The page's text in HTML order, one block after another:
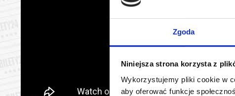
Zgoda
Niniejsza strona korzysta z
Wykorzystujemy pliki cookie w
aby oferować funkcje